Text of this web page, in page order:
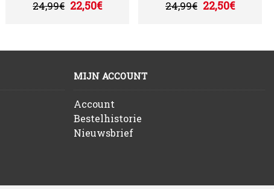
24,99€ 22,50€ 24,99€ 22,50€
MIJN ACCOUNT
Account
Bestelhistorie
Nieuwsbrief